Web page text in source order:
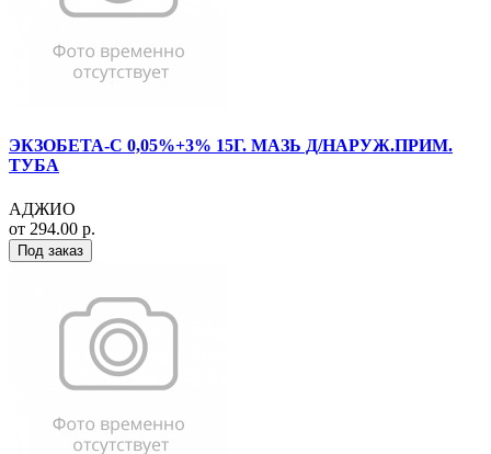
ЭКЗОБЕТА-С 0,05%+3% 15Г. МАЗЬ Д/НАРУЖ.ПРИМ.
ТУБА
АДЖИО
от 294.00 р.
Под заказ